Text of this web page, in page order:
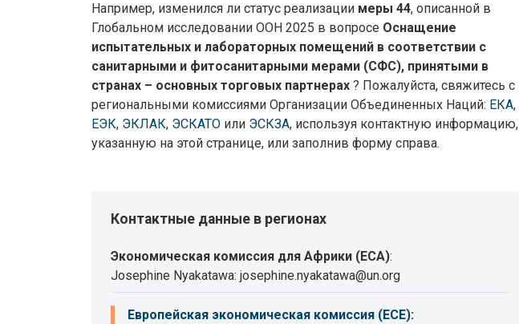
Например, изменился ли статус реализации меры 44, описанной в
Глобальном исследовании ООН 2025 в вопросе Оснащение
испытательных и лабораторных помещений в соответствии с
санитарными и фитосанитарными мерами (СФС), принятыми в
странах – основных торговых партнерах ? Пожалуйста, свяжитесь с
региональными комиссиями Организации Объединенных Наций: ЕКА,
ЕЭК, ЭКЛАК, ЭСКАТО или ЭСКЗА, используя контактную информацию,
указанную на этой странице, или заполнив форму справа.
Контактные данные в регионах
Экономическая комиссия для Африки (ECA):
Josephine Nyakatawa: josephine.nyakatawa@un.org
Европейская экономическая комиссия (ECE):